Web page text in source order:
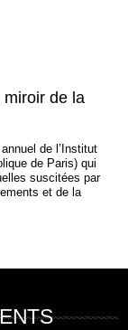
miroir de la
de l’Institut
de Paris) qui
suscitées par
et de la